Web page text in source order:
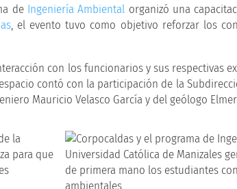
de Ingeniería Ambiental organizó una
, el evento tuvo como objetivo reforzar los
con los funcionarios y sus respectivas
contó con la participación de la
Mauricio Velasco García y del geólogo